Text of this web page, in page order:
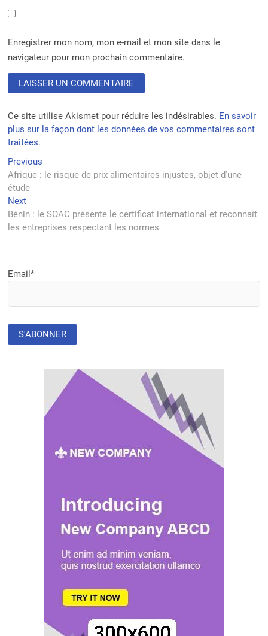
Enregistrer mon nom, mon e-mail et mon site dans le
navigateur pour mon prochain commentaire.
Ce site utilise Akismet pour réduire les indésirables. En savoir
plus sur la façon dont les données de vos commentaires sont
traitées.
Navigation
de
l’article
Previous
post:
Afrique : le risque de prix alimentaires injustes, objet d’une
étude
NextNext
post:
Bénin : le SOAC présente le certificat international et reconnaît
les entreprises respectant les normes
Email*